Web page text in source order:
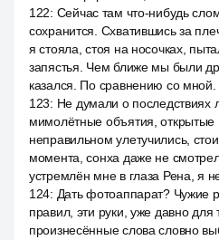
122: Сейчас там что-нибудь
сохранится. Схватившись за
я стояла, стоя на носочках,
запястья. Чем ближе мы были
казался. По сравнению со
123: Не думали о последствиях
мимолётные объятия, открытые
неправильном улетучились,
момента, сонха даже не
устремлён мне в глаза Рена, я
124: Дать фотоаппарат? Чужие
правил, эти руки, уже давно для
произнесённые слова словно